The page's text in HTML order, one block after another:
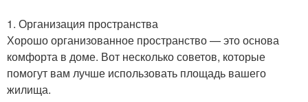
1. Организация пространства
Хорошо организованное пространство — это основа
комфорта в доме. Вот несколько советов, которые
помогут вам лучше использовать площадь вашего
жилища.